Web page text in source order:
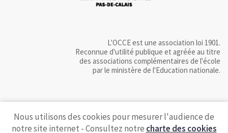
L'OCCE est une association loi 1901.
Reconnue d'utilité publique et agréée au titre
des associations complémentaires de l'école
par le ministère de l'Education nationale.
Nous utilisons des cookies pour mesurer l'audience de
notre site internet - Consultez notre charte des cookies